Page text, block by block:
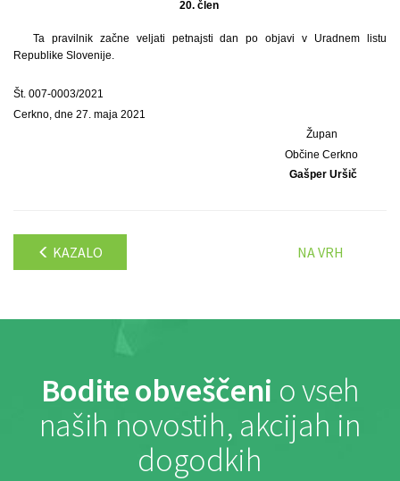
20. člen
Ta pravilnik začne veljati petnajsti dan po objavi v Uradnem listu
Republike Slovenije.
Št. 007-0003/2021
Cerkno, dne 27. maja 2021
Župan
Občine Cerkno
Gašper Uršič
KAZALO NA VRH
Bodite obveščeni o vseh
naših novostih, akcijah in
dogodkih